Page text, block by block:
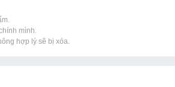
mình.
hợp lý sẽ bị xóa.